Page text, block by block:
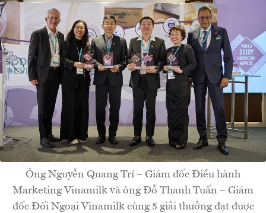
Ông Nguyễn Quang Trí – Giám đốc Điều hành
Marketing Vinamilk và ông Đỗ Thanh Tuấn – Giám
đốc Đối Ngoại Vinamilk cùng 5 giải thưởng đạt được